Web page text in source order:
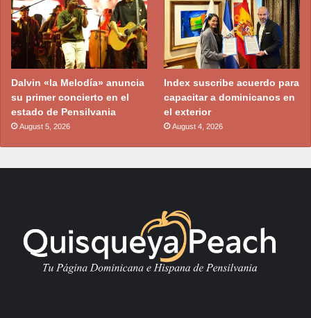
Dalvin «la Melodía» anuncia
su primer concierto en el
estado de Pensilvania
August 5, 2026
Index suscribe acuerdo para
capacitar a dominicanos en
el exterior
August 4, 2026